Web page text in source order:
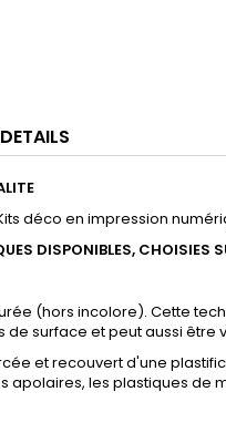
déco en impression
DISPONIBLES, CHOISIES
(hors incolore). Cette
surface et peut aussi être
et recouvert d'une
apolaires, les plastiques de